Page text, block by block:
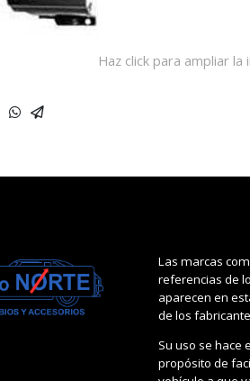
Haz click para ampliar la
Las marcas
referencias de
aparecen en
de los
Su uso se hace
propósito de